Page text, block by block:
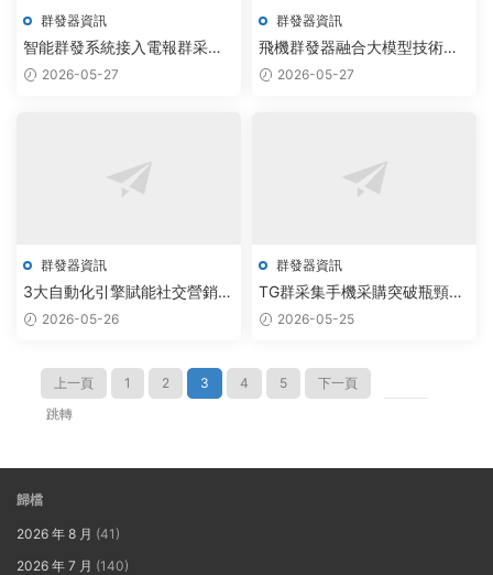
群發器資訊
智能群發系統接入電報群采集
腳本，AI調度提升拉人效率
2026-05-27
群發器資訊
飛機群發器融合大模型技術，
實現用戶增長效率提升300%
2026-05-27
群發器資訊
3大自動化引擎賦能社交營銷，
飛機群發器與TG加群腳本定制
2026-05-26
群發器資訊
TG群采集手機采購突破瓶頸，
大模型賦能飛機群發器實現無
2026-05-25
上一頁 1 2 3 4 5
下一頁
跳轉
歸檔
2026 年 8 月 (41)
2026 年 7 月 (140)